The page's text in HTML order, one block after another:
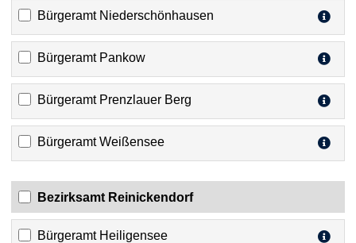
Bürgeramt Niederschönhausen
Bürgeramt Pankow
Bürgeramt Prenzlauer Berg
Bürgeramt Weißensee
Bezirksamt Reinickendorf
Bürgeramt Heiligensee